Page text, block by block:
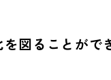
図ることがで